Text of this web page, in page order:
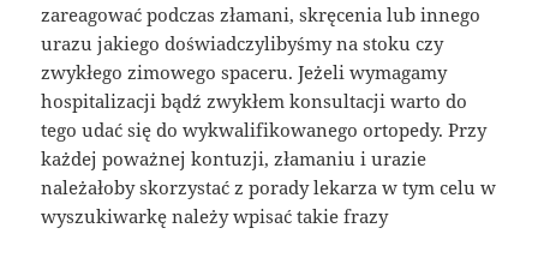
zareagować podczas złamani, skręcenia lub innego
urazu jakiego doświadczylibyśmy na stoku czy
zwykłego zimowego spaceru. Jeżeli wymagamy
hospitalizacji bądź zwykłem konsultacji warto do
tego udać się do wykwalifikowanego ortopedy. Przy
każdej poważnej kontuzji, złamaniu i urazie
należałoby skorzystać z porady lekarza w tym celu w
wyszukiwarkę należy wpisać takie frazy